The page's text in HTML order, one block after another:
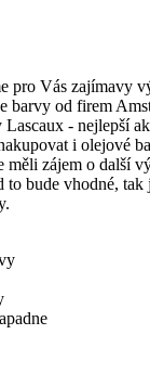
pro Vás zajímavy
barvy od firem
Lascaux - nejlepší
i olejové
měli zájem o další
to bude vhodné,